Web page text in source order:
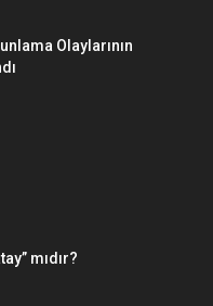
Olaylarının
mıdır?